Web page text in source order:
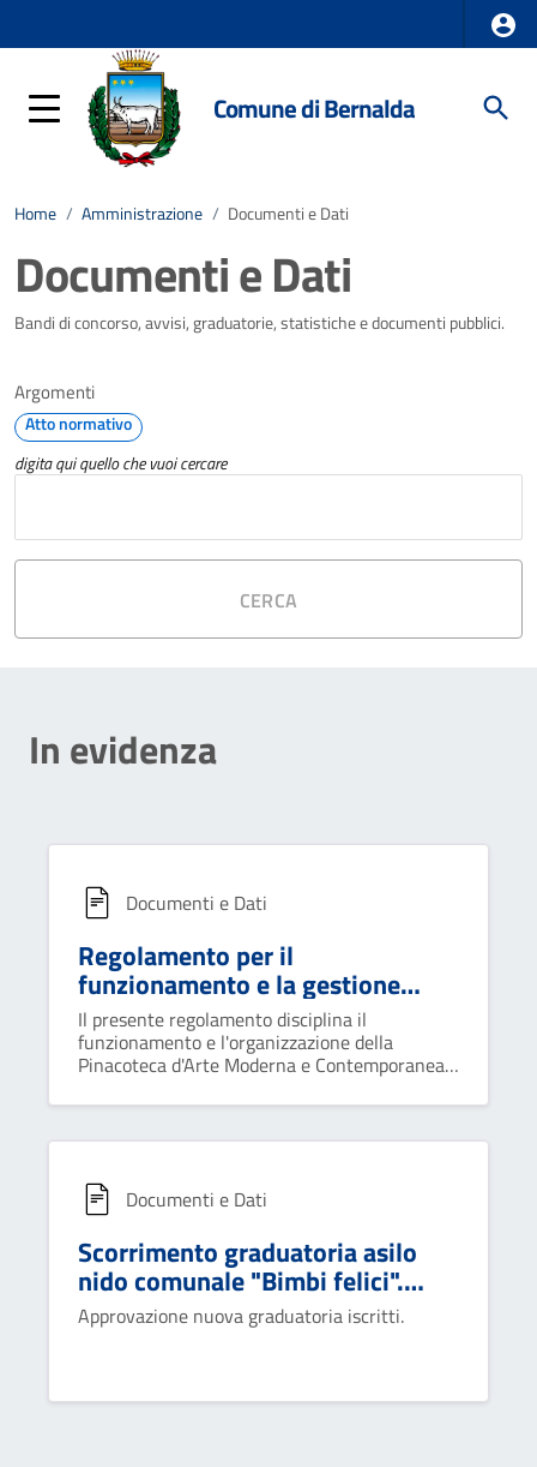
Comune di Bernalda
Home / Amministrazione / Documenti e Dati
Documenti e Dati
Bandi di concorso, avvisi, graduatorie, statistiche e documenti pubblici.
Argomenti
Atto normativo
digita qui quello che vuoi cercare
CERCA
In evidenza
Documenti e Dati
Regolamento per il
funzionamento e la gestione
della Pinacoteca d'arte moderna
e contemporanea
Il presente regolamento disciplina il
funzionamento e l'organizzazione della
Pinacoteca d'Arte Moderna e Contemporanea
Documenti e Dati
Scorrimento graduatoria asilo
nido comunale "Bimbi felici".
Anno educativo 2024/2025.
Approvazione nuova graduatoria iscritti.